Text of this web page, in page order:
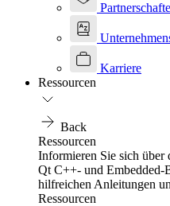
Karriere
Ressourcen
Back
Ressourcen
Informieren Sie sich über
Qt C++- und Embedded-
hilfreichen Anleitungen
Ressourcen